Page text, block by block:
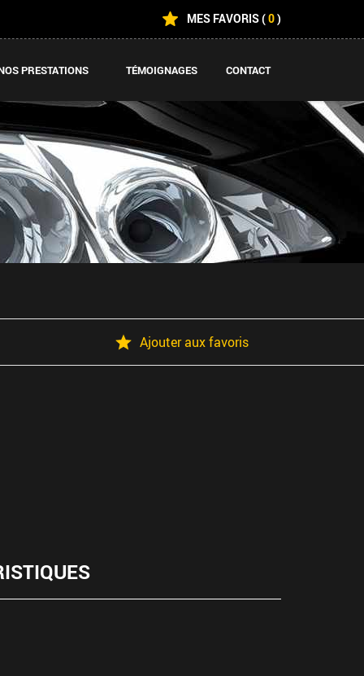
MES FAVORIS(0)
PRESTATIONS TÉMOIGNAGES CONTACT
Ajouter aux favoris